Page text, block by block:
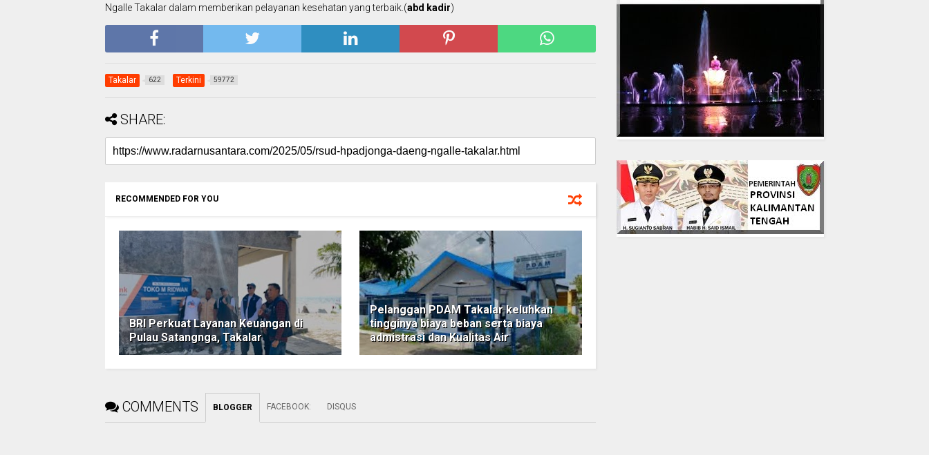
Ngalle Takalar dalam memberikan pelayanan kesehatan yang terbaik.(abd kadir)
Takalar 622 Terkini 59772
SHARE:
RECOMMENDED FOR YOU
BRI Perkuat Layanan Keuangan di
Pulau Satangnga, Takalar
Pelanggan PDAM Takalar keluhkan
tingginya biaya beban serta biaya
admistrasi dan Kualitas Air
COMMENTS BLOGGER FACEBOOK: DISQUS